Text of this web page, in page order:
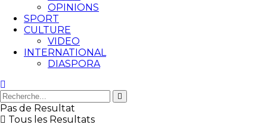
OPINIONS
SPORT
CULTURE
VIDEO
INTERNATIONAL
DIASPORA
Pas de Resultat
Tous les Resultats